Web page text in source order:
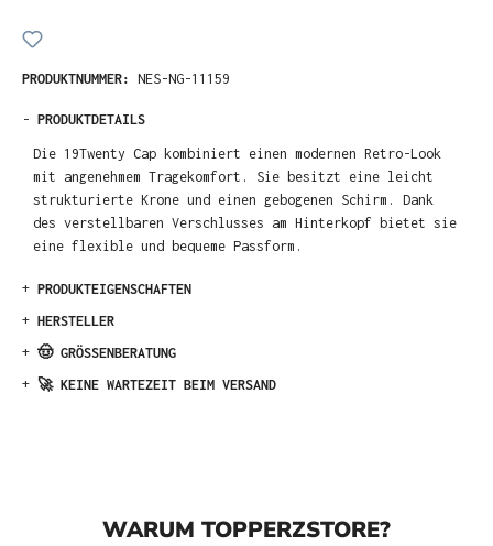
PRODUKTNUMMER: NES-NG-11159
- PRODUKTDETAILS
Die 19Twenty Cap kombiniert einen modernen Retro-Look
mit angenehmem Tragekomfort. Sie besitzt eine leicht
strukturierte Krone und einen gebogenen Schirm. Dank
des verstellbaren Verschlusses am Hinterkopf bietet sie
eine flexible und bequeme Passform.
+ PRODUKTEIGENSCHAFTEN
+ HERSTELLER
+ 🤠 GRÖSSENBERATUNG
+ 🚀 KEINE WARTEZEIT BEIM VERSAND
WARUM TOPPERZSTORE?